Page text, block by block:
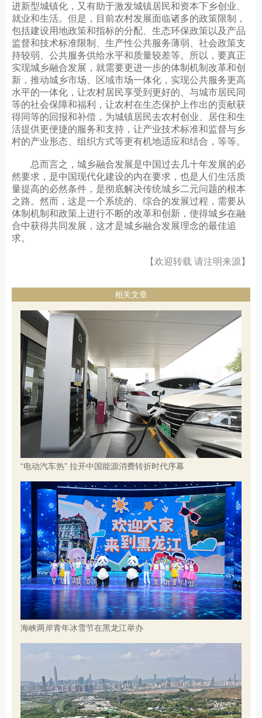
进新型城镇化，又有助于激发城镇居民和资本下乡创业、
就业和生活。但是，目前农村发展面临诸多的政策限制，
包括建设用地政策和指标的分配、生态环保政策以及产品
监督和技术标准限制、生产性公共服务薄弱、社会政策支
持较弱、公共服务供给水平和质量较差等。所以，要真正
实现城乡融合发展，就需要更进一步的体制机制改革和创
新，推动城乡市场、区域市场一体化，实现公共服务更高
水平的一体化，让农村居民享受到更好的、与城市居民同
等的社会保障和福利，让农村在生态保护上作出的贡献获
得同等的回报和补偿，为城镇居民去农村创业、居住和生
活提供更便捷的服务和支持，让产业技术标准和监督与乡
村的产业形态、组织方式等更有机地适应和结合，等等。
总而言之，城乡融合发展是中国过去几十年发展的必
然要求，是中国现代化建设的内在要求，也是人们生活质
量提高的必然条件，是彻底解决传统城乡二元问题的根本
之路。然而，这是一个系统的、综合的发展过程，需要从
体制机制和政策上进行不断的改革和创新，使得城乡在融
合中获得共同发展，这才是城乡融合发展理念的最佳追
求。
【欢迎转载 请注明来源】
相关文章
“电动汽车热” 拉开中国能源消费转折时代序幕
海峡两岸青年冰雪节在黑龙江举办